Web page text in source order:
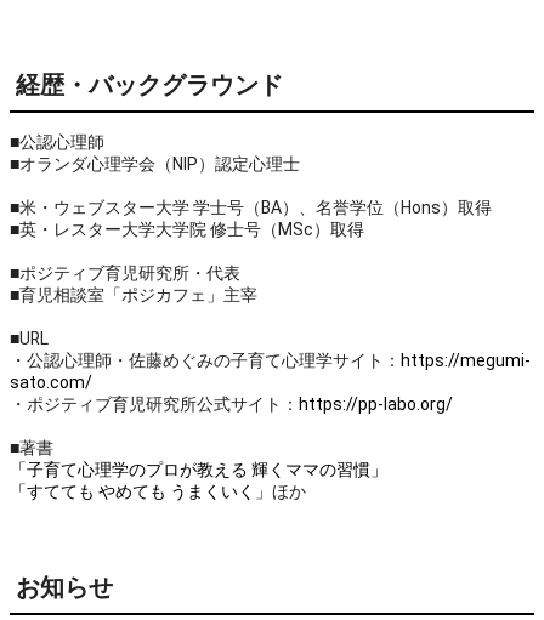
経歴・バックグラウンド
■公認心理師
■オランダ心理学会（NIP）認定心理士
■米・ウェブスター大学 学士号（BA）、名誉学位（Hons）取得
■英・レスター大学大学院 修士号（MSc）取得
■ポジティブ育児研究所・代表
■育児相談室「ポジカフェ」主宰
■URL
・公認心理師・佐藤めぐみの子育て心理学サイト： https://megumi-
sato.com/
・ポジティブ育児研究所公式サイト： https://pp-labo.org/
■著書
「子育て心理学のプロが教える 輝くママの習慣」
「すてても やめても うまくいく」 ほか
お知らせ